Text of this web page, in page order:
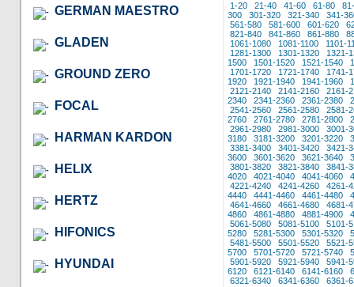
GERMAN MAESTRO
GLADEN
GROUND ZERO
FOCAL
HARMAN KARDON
HELIX
HERTZ
HIFONICS
HYUNDAI
1-20 21-40 41-60 61-80
300
301-320 321-340
341-
561-580
581-600 601-620
821-840
841-860 861-880
1061-1080
1081-1100
1101-
1281-1300
1301-1320
1321-
1500
1501-1520 1521-1540
1701-1720
1721-1740
1741-
1920
1921-1940 1941-1960
2121-2140
2141-2160
2161-
2340
2341-2360 2361-2380
2541-2560
2561-2580
2581-
2760
2761-2780 2781-2800
2961-2980
2981-3000
3001-
3180
3181-3200 3201-3220
3381-3400
3401-3420
3421-
3600
3601-3620 3621-3640
3801-3820
3821-3840
3841-
4020
4021-4040 4041-4060
4221-4240
4241-4260
4261-
4440
4441-4460 4461-4480
4641-4660
4661-4680
4681-
4860
4861-4880 4881-4900
5061-5080
5081-5100
5101-
5280
5281-5300 5301-5320
5481-5500
5501-5520
5521-
5700
5701-5720 5721-5740
5901-5920
5921-5940
5941-
6120
6121-6140 6141-6160
6321-6340
6341-6360
6361-